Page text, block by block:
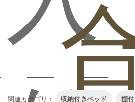
関連カテゴリ： 収納付きベッド 棚